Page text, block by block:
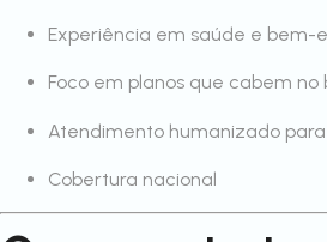
Experiência em saúde e bem-
Foco em planos que cabem no
Atendimento humanizado para
Cobertura nacional